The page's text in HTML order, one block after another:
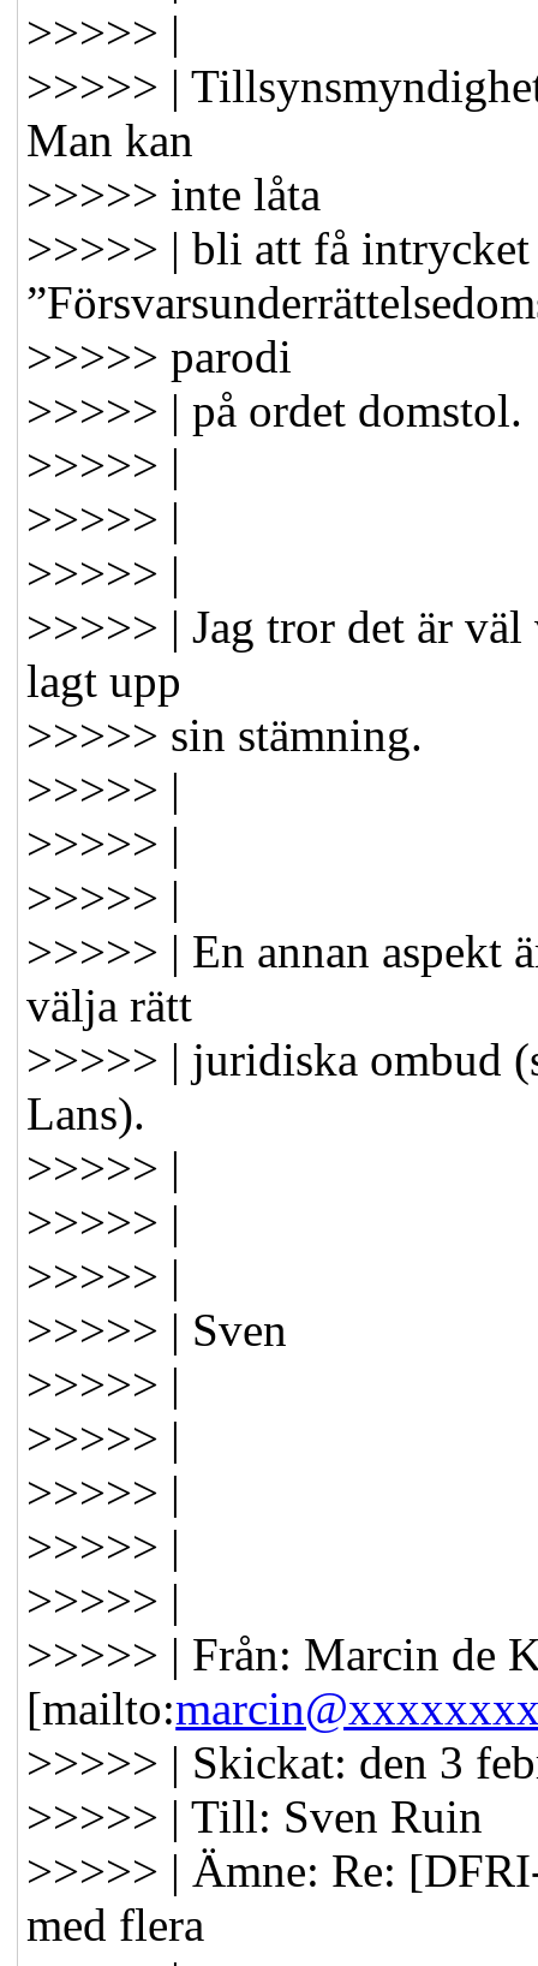
>>>>> |
>>>>> |
Man kan
>>>>> inte låta
>>>>> | bli att få intrycket
>>>>> parodi
>>>>> | på ordet domstol.
>>>>> |
>>>>> |
>>>>> |
>>>>> | Jag tror det är
lagt upp
>>>>> sin stämning.
>>>>> |
>>>>> |
>>>>> |
>>>>> | En annan aspekt
välja rätt
>>>>> | juridiska ombud
Lans).
>>>>> |
>>>>> |
>>>>> |
>>>>> | Sven
>>>>> |
>>>>> |
>>>>> |
>>>>> |
>>>>> |
>>>>> | Från: Marcin de
[mailto:
>>>>> | Skickat: den 3
>>>>> | Till: Sven Ruin
>>>>> | Ämne: Re:
med flera